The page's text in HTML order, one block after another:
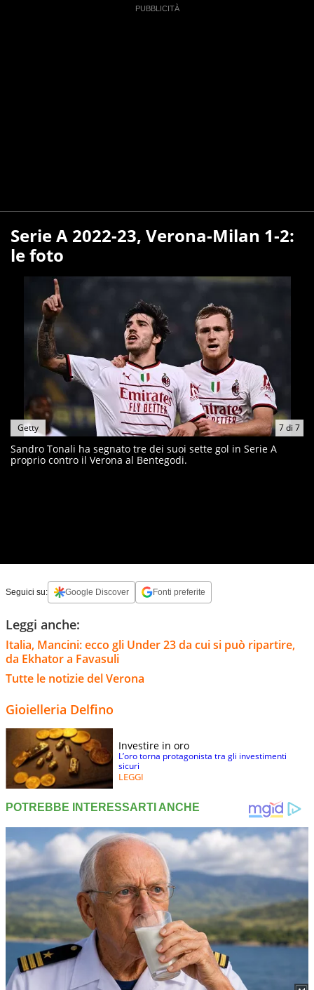
Serie A 2022-23, Verona-Milan 1-2:
le foto
7di 7
Getty
Sandro Tonali ha segnato tre dei suoi sette gol in Serie A
proprio contro il Verona al Bentegodi.
Seguici su: Google Discover Fonti preferite
Leggi anche:
Italia, Mancini: ecco gli Under 23 da cui si può ripartire,
da Ekhator a Favasuli
Tutte le notizie del Verona
Gioielleria Delfino
Investire in oro
L’oro torna protagonista tra gli investimenti
sicuri
LEGGI